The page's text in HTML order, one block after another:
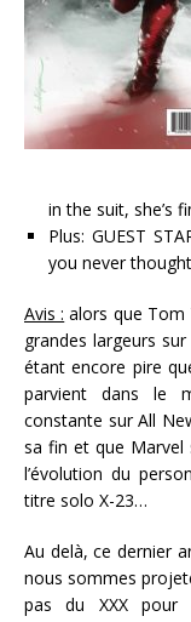
in the suit, she’s
Plus: GUEST
you never thought
Avis : alors que Tom
grandes largeurs
étant encore pire
parvient dans le
constante sur All
sa fin et que Marvel
l’évolution du
titre solo X-23…
Au delà, ce dernier
nous sommes
pas du XXX